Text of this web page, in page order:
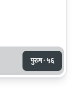
पुरुष · ५६